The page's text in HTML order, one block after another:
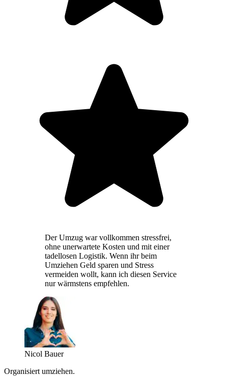
Der Umzug war vollkommen stressfrei,
ohne unerwartete Kosten und mit einer
tadellosen Logistik. Wenn ihr beim
Umziehen Geld sparen und Stress
vermeiden wollt, kann ich diesen Service
nur wärmstens empfehlen.
Nicol Bauer
Organisiert umziehen.